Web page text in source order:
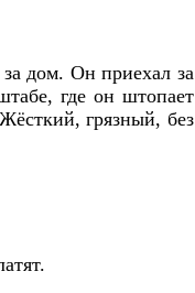
дом. Он приехал за
где он штопает
грязный, без